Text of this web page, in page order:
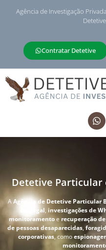
Agência de Investigação
Contratar Detetive
Detetive Particular
AAgência de Detetive Particular
conjugal, investigações de
monitoramentoe recuperação
de pessoas desaparecidas,
corporativas, como